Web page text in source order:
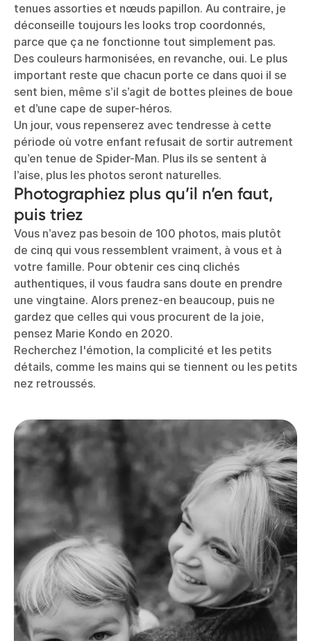
tenues assorties et nœuds papillon. Au contraire, je
déconseille toujours les looks trop coordonnés,
parce que ça ne fonctionne tout simplement pas.
Des couleurs harmonisées, en revanche, oui. Le plus
important reste que chacun porte ce dans quoi il se
sent bien, même s’il s’agit de bottes pleines de boue
et d’une cape de super-héros.
Un jour, vous repenserez avec tendresse à cette
période où votre enfant refusait de sortir autrement
qu’en tenue de Spider-Man. Plus ils se sentent à
l’aise, plus les photos seront naturelles.
Photographiez plus qu’il n’en faut,
puis triez
Vous n’avez pas besoin de 100 photos, mais plutôt
de cinq qui vous ressemblent vraiment, à vous et à
votre famille. Pour obtenir ces cinq clichés
authentiques, il vous faudra sans doute en prendre
une vingtaine. Alors prenez-en beaucoup, puis ne
gardez que celles qui vous procurent de la joie,
pensez Marie Kondo en 2020.
Recherchez l'émotion, la complicité et les petits
détails, comme les mains qui se tiennent ou les petits
nez retroussés.